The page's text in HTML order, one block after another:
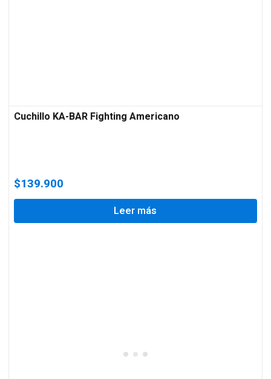
Cuchillo KA-BAR Fighting Americano
$139.900
Leer más